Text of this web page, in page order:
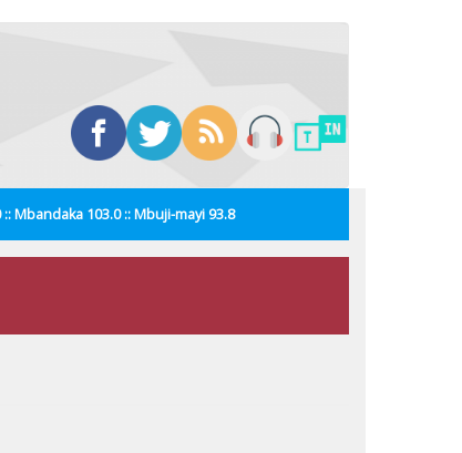
Mbandaka 103.0 :: Mbuji-mayi 93.8